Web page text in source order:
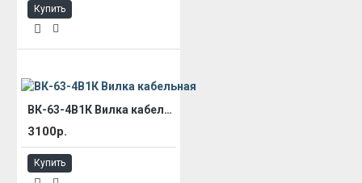
Купить
ВК-63-4В1К Вилка кабельная
3100р.
Купить